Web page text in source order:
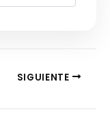
SIGUIENTE